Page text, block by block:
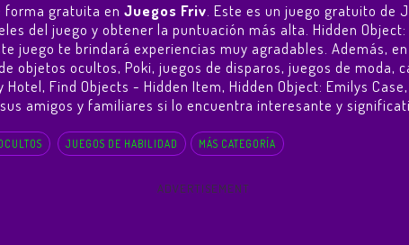
forma gratuita en Juegos Friv . Este es un juego gratuito de
del juego y obtener la puntuación más alta. Hidden
juego te brindará experiencias muy agradables. Además, en
objetos ocultos, Poki, juegos de disparos, juegos de moda,
Hotel, Find Objects - Hidden Item, Hidden Object: Emilys Case
amigos y familiares si lo encuentra interesante y
JUEGOS DE HABILIDAD MÁS CATEGORÍA
ADVERTISEMENT